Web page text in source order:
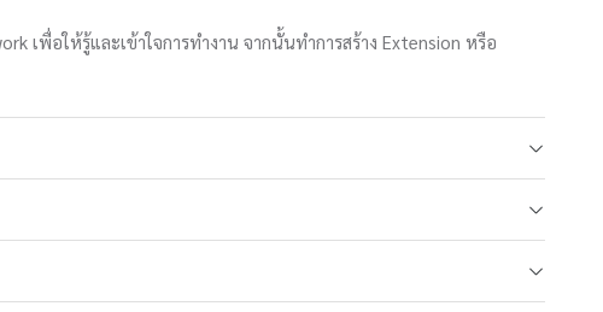
เพื่อให้รู้และเข้าใจการทำงาน จากนั้นทำการสร้าง Extension หรือ